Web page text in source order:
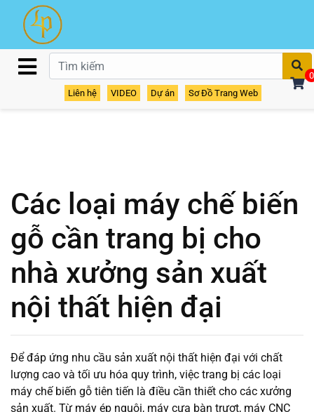
Liên hệ VIDEO Dự án Sơ Đồ Trang Web
0
Các loại máy chế biến
gỗ cần trang bị cho
nhà xưởng sản xuất
nội thất hiện đại
Để đáp ứng nhu cầu sản xuất nội thất hiện đại với chất
lượng cao và tối ưu hóa quy trình, việc trang bị các loại
máy chế biến gỗ tiên tiến là điều cần thiết cho các xưởng
sản xuất. Từ máy ép nguội, máy cưa bàn trượt, máy CNC